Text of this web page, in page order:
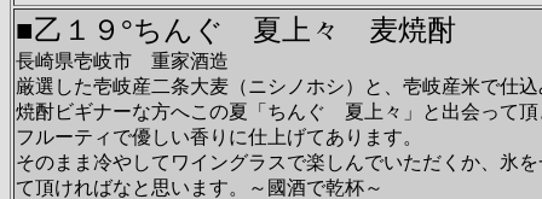
■乙１９°ちんぐ 夏上々 麦焼酎
長崎県壱岐市 重家酒造
厳選した壱岐産二条大麦（ニシノホシ）と、壱岐産米で仕
焼酎ビギナーな方へこの夏「ちんぐ 夏上々」と出会って
フルーティで優しい香りに仕上げてあります。
そのまま冷やしてワイングラスで楽しんでいただくか、氷
て頂ければなと思います。～國酒で乾杯～